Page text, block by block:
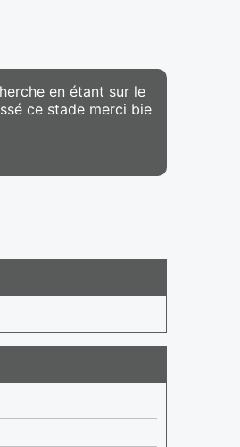
en étant sur le
ce stade merci bie